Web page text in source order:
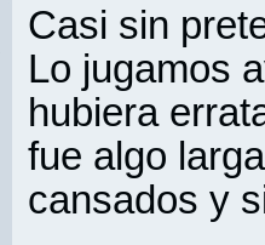
Casi sin
Lo jugamos
hubiera
fue algo
cansados y